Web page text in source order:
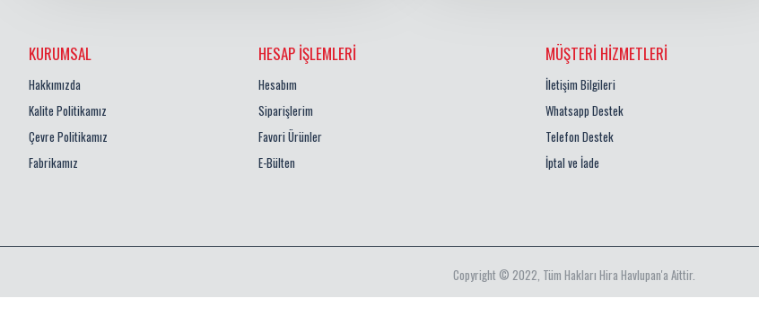
KURUMSAL
Hakkımızda
Kalite Politikamız
Çevre Politikamız
Fabrikamız
HESAP İŞLEMLERI
Hesabım
Siparişlerim
Favori Ürünler
E-Bülten
MÜŞTERI HIZMETLERI
İletişim Bilgileri
Whatsapp Destek
Telefon Destek
İptal ve İade
Copyright © 2022, Tüm Hakları Hira Havlupan'a Aittir.